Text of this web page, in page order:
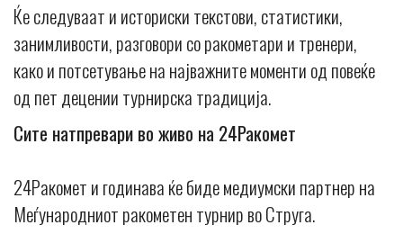
Ќе следуваат и историски текстови, статистики,
занимливости, разговори со ракометари и тренери,
како и потсетување на најважните моменти од повеќе
од пет децении турнирска традиција.
Сите натпревари во живо на 24Ракомет
24Ракомет и годинава ќе биде медиумски партнер на
Меѓународниот ракометен турнир во Струга.